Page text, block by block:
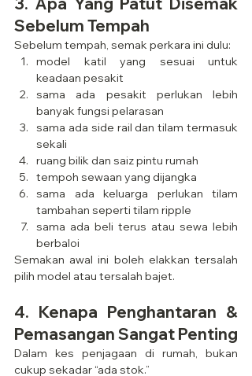
Sebelum Tempah
Sebelum tempah, semak perkara ini dulu:
model katil yang sesuai untuk
keadaan pesakit
sama ada pesakit perlukan lebih
banyak fungsi pelarasan
sama ada side rail dan tilam termasuk
sekali
ruang bilik dan saiz pintu rumah
tempoh sewaan yang dijangka
sama ada keluarga perlukan tilam
tambahan seperti tilam ripple
sama ada beli terus atau sewa lebih
berbaloi
Semakan awal ini boleh elakkan tersalah
pilih model atau tersalah bajet.
4. Kenapa Penghantaran &
Pemasangan Sangat Penting
Dalam kes penjagaan di rumah, bukan
cukup sekadar “ada stok.”